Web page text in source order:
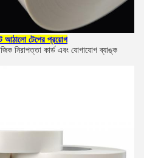
আঠালো টেপের প্রয়োগ
নিরাপত্তা কার্ড এবং যোগাযোগ ব্যাঙ্ক